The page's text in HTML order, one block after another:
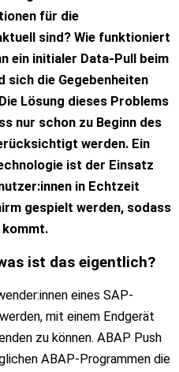
für die
sind? Wie funktioniert
ein initialer Data-Pull beim
sich die Gegebenheiten
Lösung dieses Problems
nur schon zu Beginn des
werden. Ein
ist der Einsatz
in Echtzeit
gespielt werden, sodass
kommt.
ist das eigentlich?
eines SAP-
mit einem Endgerät
zu können. ABAP Push
ABAP-Programmen die